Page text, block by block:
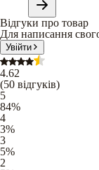
Відгуки про товар
Для написання
Увійти
4.62
(50 відгуків)
5
84%
4
3%
3
5%
2